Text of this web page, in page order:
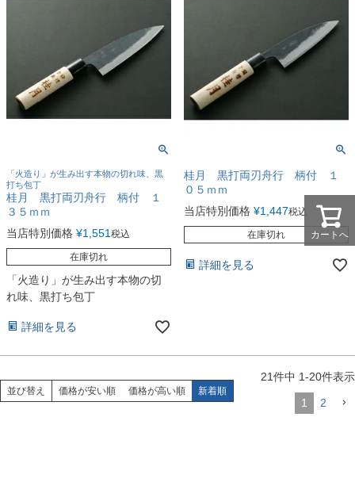
「火造り」が生み出す本物の切れ味、黒
打ち包丁
桂月 黒打両刃舟行 柄付 １
３５ｍｍ
当店特別価格 ¥1,551 税込
在庫切れ
「火造り」が生み出す本物の切
れ味、黒打ち包丁
詳細を見る
桂月 黒打両刃舟行 柄付 １
０５ｍｍ
当店特別価格 ¥1,447税込
在庫切れ
詳細を見る
並び替え 価格が安い順 価格が高い順 新着順
21件中 1-20件表示
1 2
カートへ